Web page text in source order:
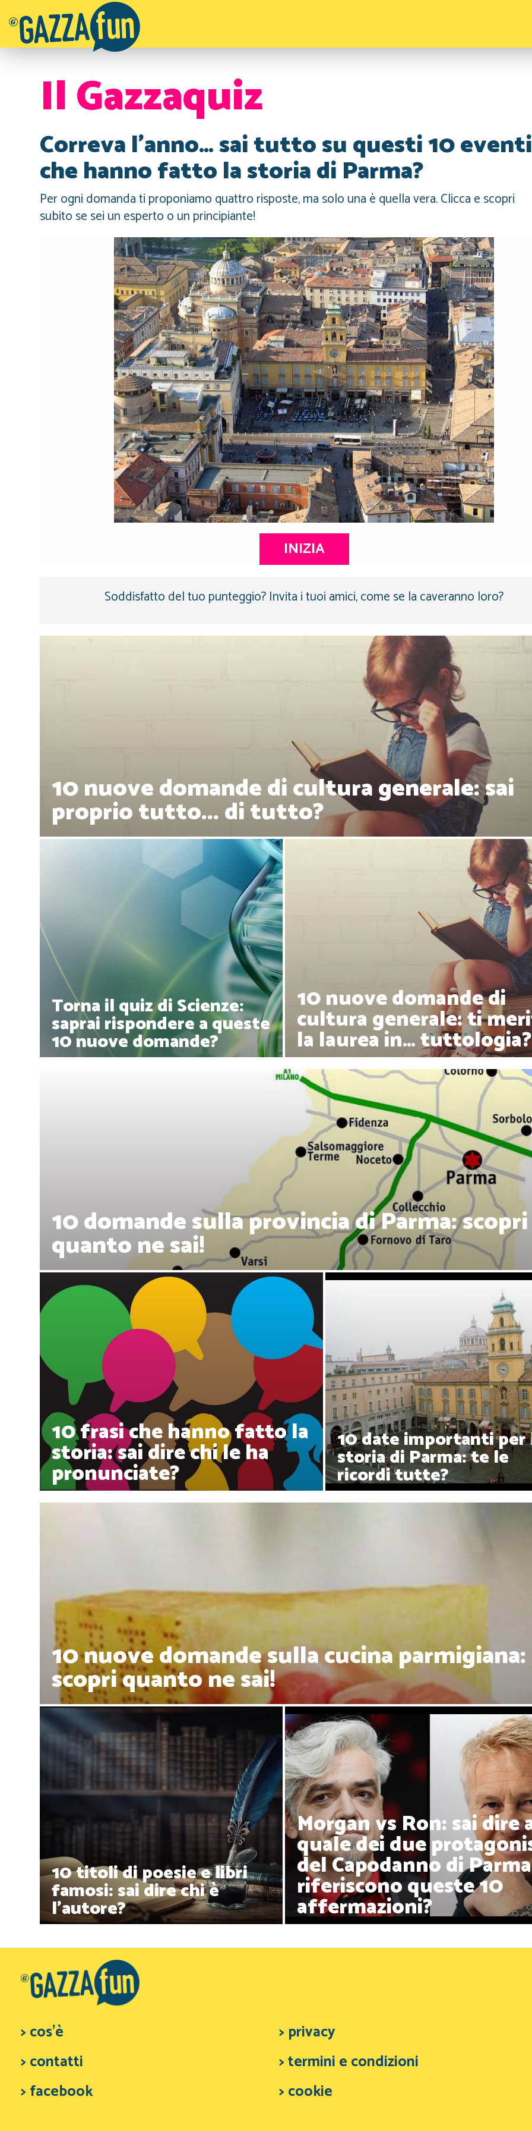
Il Gazzaquiz
Correva l'anno… sai tutto su questi 10 eventi
che hanno fatto la storia di Parma?
Per ogni domanda ti proponiamo quattro risposte, ma solo una è quella vera. Clicca e scopri
subito se sei un esperto o un principiante!
INIZIA
Soddisfatto del tuo punteggio? Invita i tuoi amici, come se la caveranno loro?
10 nuove domande di cultura generale: sai
proprio tutto... di tutto?
Torna il quiz di Scienze:
saprai rispondere a queste
10 nuove domande?
10 nuove domande di
cultura generale: ti
la laurea in… tuttologia?
10 domande sulla provincia di Parma: scopri
quanto ne sai!
10 frasi che hanno fatto la
storia: sai dire chi le ha
pronunciate?
10 date importanti per
storia di Parma: te le
ricordi tutte?
10 nuove domande sulla cucina parmigiana:
scopri quanto ne sai!
10 titoli di poesie e libri
famosi: sai dire chi è
l'autore?
Morgan vs Ron: sai dire
quale dei due
del Capodanno di
riferiscono queste 10
affermazioni?
> cos'è
> contatti
> facebook
> privacy
> termini e condizioni
> cookie